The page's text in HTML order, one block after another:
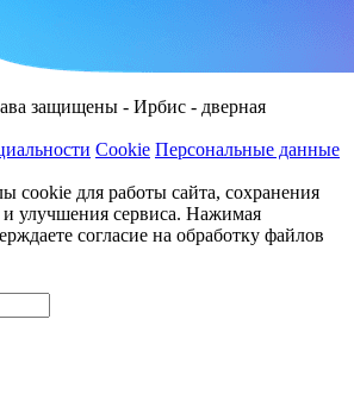
защищены - Ирбис - дверная
Cookie Персональные данные
cookie для работы сайта, сохранения
и улучшения сервиса. Нажимая
согласие на обработку файлов